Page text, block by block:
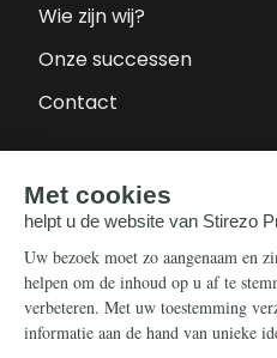
Wie zijn wij?
Onze successen
Contact
Steun ons
Nieuwsbrief
Eenmalig